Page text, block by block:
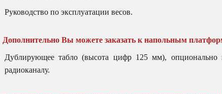
Руководство по эксплуатации весов.
Дополнительно Вы можете заказать к напольным
Дублирующее табло (высота цифр 125 мм), опционально
радиоканалу.